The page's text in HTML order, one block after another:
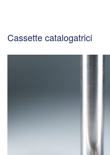
Cassette catalogatrici